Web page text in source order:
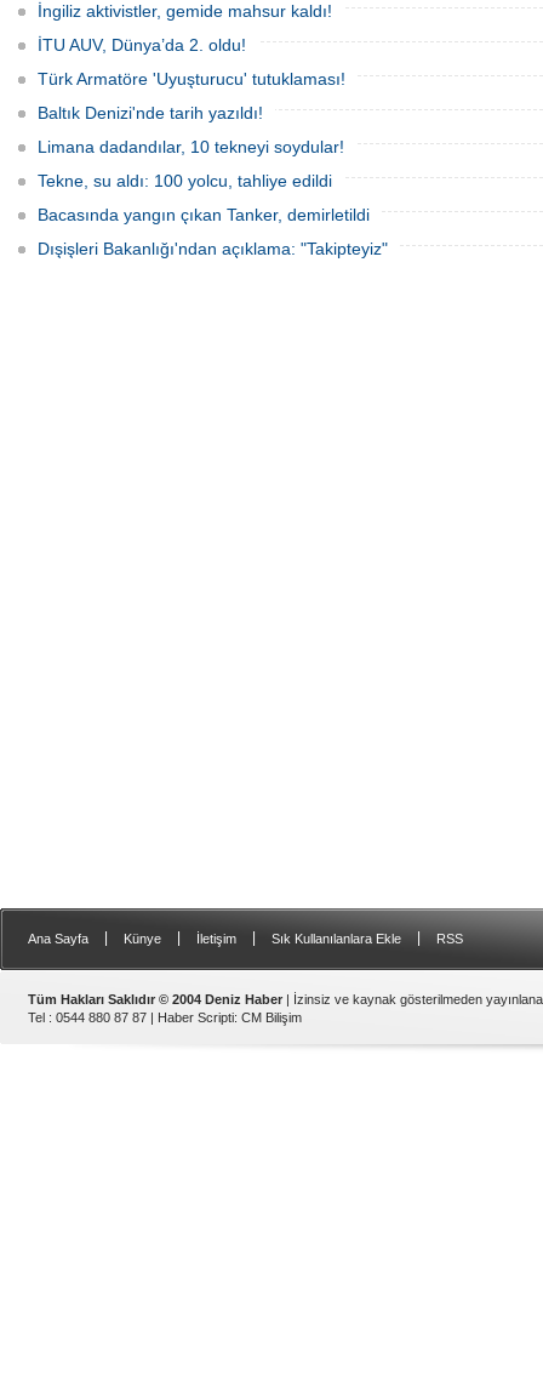
İngiliz aktivistler, gemide mahsur kaldı!
İTU AUV, Dünya’da 2. oldu!
Türk Armatöre 'Uyuşturucu' tutuklaması!
Baltık Denizi'nde tarih yazıldı!
Limana dadandılar, 10 tekneyi soydular!
Tekne, su aldı: 100 yolcu, tahliye edildi
Bacasında yangın çıkan Tanker, demirletildi
Dışişleri Bakanlığı'ndan açıklama: "Takipteyiz"
Ana Sayfa Künye İletişim Sık Kullanılanlara Ekle RSS
Tüm Hakları Saklıdır © 2004 Deniz Haber | İzinsiz ve kaynak gösterilmeden
Tel : 0544 880 87 87 | Haber Scripti: CM Bilişim